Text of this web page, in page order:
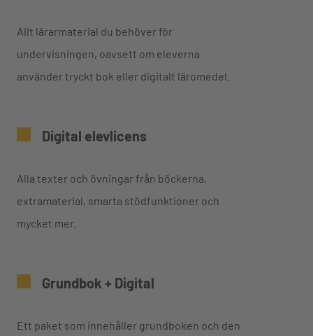
Allt lärarmaterial du behöver för
undervisningen, oavsett om eleverna
använder tryckt bok eller digitalt läromedel.
Digital elevlicens
Alla texter och övningar från böckerna,
extramaterial, smarta stödfunktioner och
mycket mer.
Grundbok + Digital
Ett paket som innehåller grundboken och den